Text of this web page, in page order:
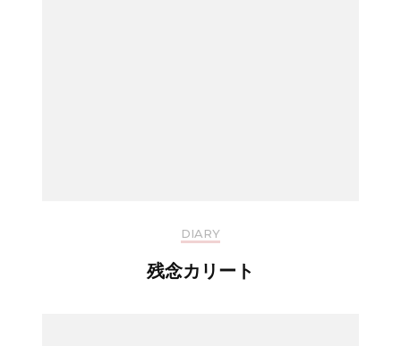
DIARY
残念カリート